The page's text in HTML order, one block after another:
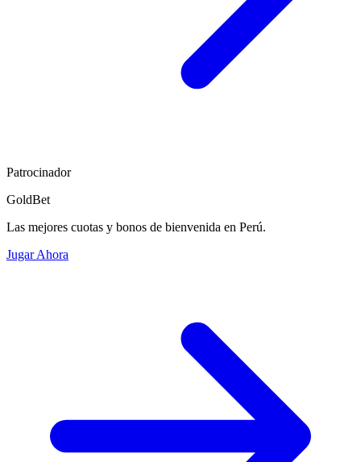
Patrocinador
GoldBet
Las mejores cuotas y bonos de bienvenida en Perú.
Jugar Ahora